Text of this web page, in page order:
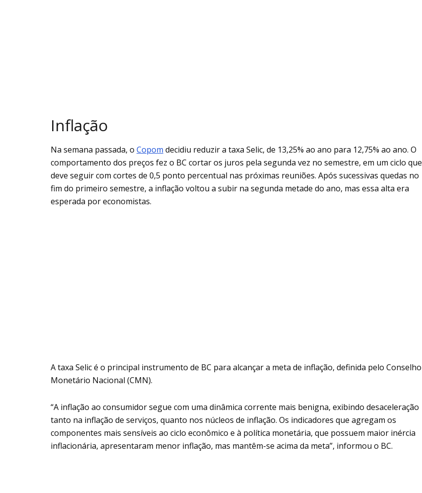
Inflação
Na semana passada, o Copom decidiu reduzir a taxa Selic, de 13,25% ao ano para 12,75% ao ano. O
comportamento dos preços fez o BC cortar os juros pela segunda vez no semestre, em um ciclo que
deve seguir com cortes de 0,5 ponto percentual nas próximas reuniões. Após sucessivas quedas no
fim do primeiro semestre, a inflação voltou a subir na segunda metade do ano, mas essa alta era
esperada por economistas.
A taxa Selic é o principal instrumento de BC para alcançar a meta de inflação, definida pelo Conselho
Monetário Nacional (CMN).
“A inflação ao consumidor segue com uma dinâmica corrente mais benigna, exibindo desaceleração
tanto na inflação de serviços, quanto nos núcleos de inflação. Os indicadores que agregam os
componentes mais sensíveis ao ciclo econômico e à política monetária, que possuem maior inércia
inflacionária, apresentaram menor inflação, mas mantêm-se acima da meta”, informou o BC.